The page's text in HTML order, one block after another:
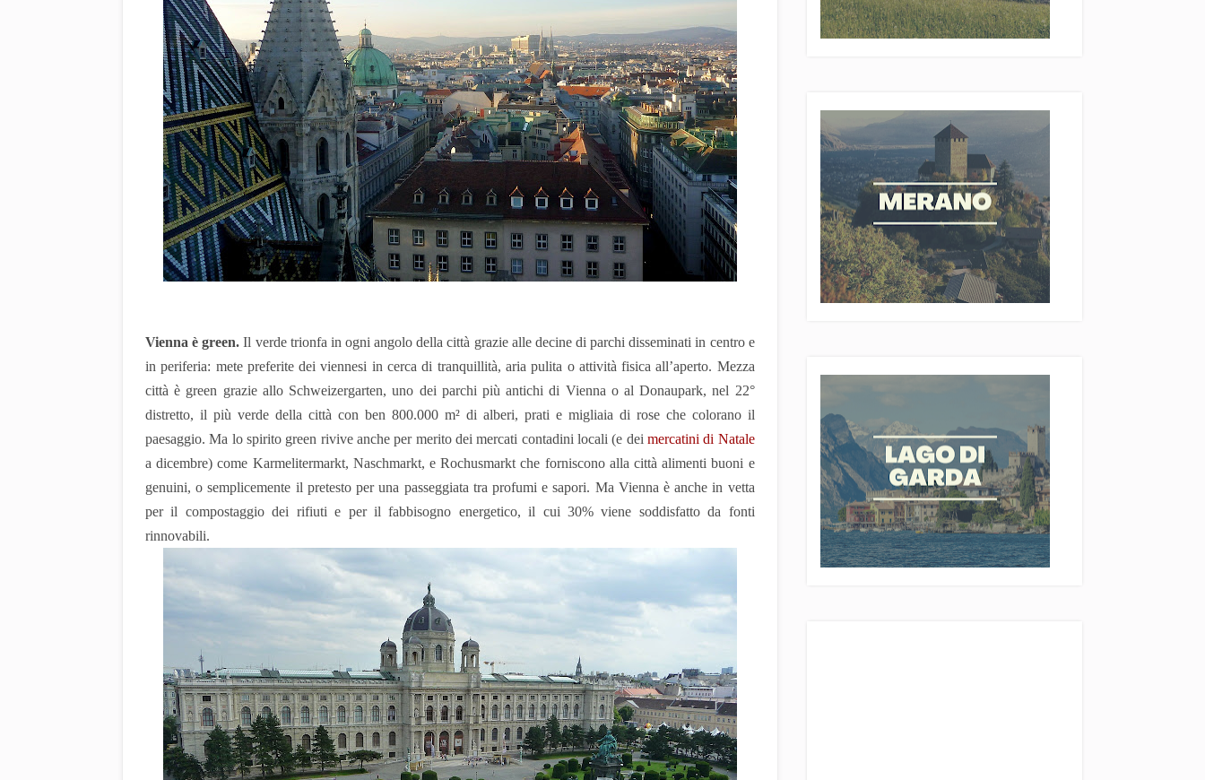
Vienna è green. Il verde trionfa in ogni angolo della città grazie alle decine di parchi disseminati in centro e
in periferia: mete preferite dei viennesi in cerca di tranquillità, aria pulita o attività fisica all’aperto. Mezza
città è green grazie allo Schweizergarten, uno dei parchi più antichi di Vienna o al Donaupark, nel 22°
distretto, il più verde della città con ben 800.000 m² di alberi, prati e migliaia di rose che colorano il
paesaggio. Ma lo spirito green rivive anche per merito dei mercati contadini locali (e deimercatini di Natale
a dicembre) come Karmelitermarkt, Naschmarkt, e Rochusmarkt che forniscono alla città alimenti buoni e
genuini, o semplicemente il pretesto per una passeggiata tra profumi e sapori. Ma Vienna è anche in vetta
per il compostaggio dei rifiuti e per il fabbisogno energetico, il cui 30% viene soddisfatto da fonti
rinnovabili.